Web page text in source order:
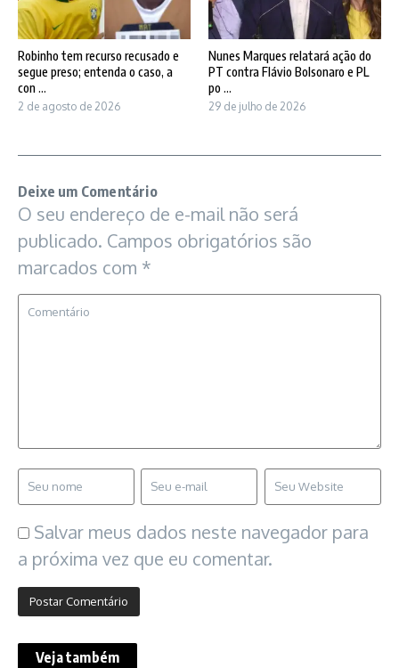
Robinho tem recurso recusado e
segue preso; entenda o caso, a
con ...
2 de agosto de 2026
Nunes Marques relatará ação do
PT contra Flávio Bolsonaro e PL
po ...
29 de julho de 2026
Deixe um Comentário
O seu endereço de e-mail não será
publicado. Campos obrigatórios são
marcados com *
Salvar meus dados neste navegador para
a próxima vez que eu comentar.
Veja também